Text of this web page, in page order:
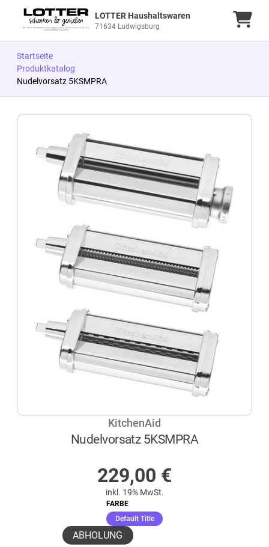
LOTTER Haushaltswaren
71634 Ludwigsburg
Startseite
Produktkatalog
Nudelvorsatz 5KSMPRA
KitchenAid
Nudelvorsatz 5KSMPRA
229,00 €
inkl. 19% MwSt.
FARBE
Default Title(ausgewählt)
ABHOLUNG